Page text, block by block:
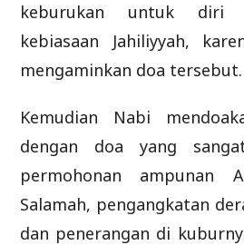
keburukan untuk diri
kebiasaan Jahiliyyah,
mengaminkan doa tersebut.
Kemudian Nabi
dengan doa yang
permohonan ampunan
Salamah, pengangkatan
dan penerangan di